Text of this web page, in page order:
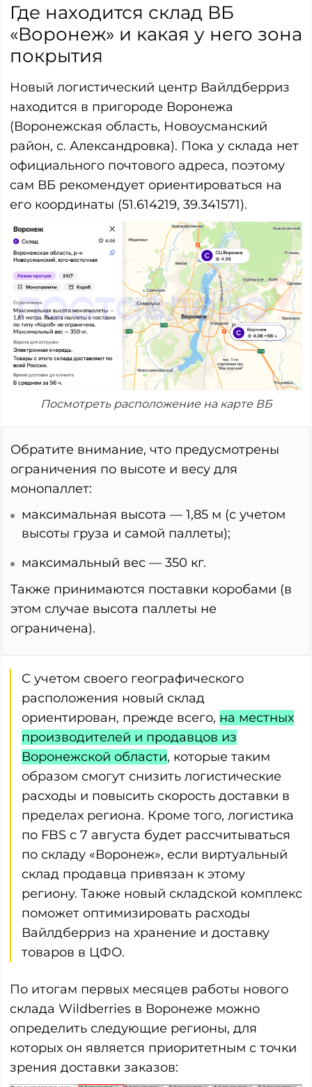
Где находится склад ВБ
«Воронеж» и какая у него зона
покрытия
Новый логистический центр Вайлдберриз
находится в пригороде Воронежа
(Воронежская область, Новоусманский
район, с. Александровка). Пока у склада нет
официального почтового адреса, поэтому
сам ВБ рекомендует ориентироваться на
его координаты (51.614219, 39.341571).
Посмотреть расположение на карте ВБ
Обратите внимание, что предусмотрены
ограничения по высоте и весу для
монопаллет:
максимальная высота — 1,85 м (с учетом
высоты груза и самой паллеты);
максимальный вес — 350 кг.
Также принимаются поставки коробами (в
этом случае высота паллеты не
ограничена).
С учетом своего географического
расположения новый склад
ориентирован, прежде всего, на местных
производителей и продавцов из
Воронежской области, которые таким
образом смогут снизить логистические
расходы и повысить скорость доставки в
пределах региона. Кроме того, логистика
по FBS с 7 августа будет рассчитываться
по складу «Воронеж», если виртуальный
склад продавца привязан к этому
региону. Также новый складской комплекс
поможет оптимизировать расходы
Вайлдберриз на хранение и доставку
товаров в ЦФО.
По итогам первых месяцев работы нового
склада Wildberries в Воронеже можно
определить следующие регионы, для
которых он является приоритетным с точки
зрения доставки заказов: